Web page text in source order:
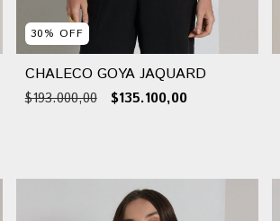
30% OFF
CHALECO GOYA JAQUARD
$193.000,00 $135.100,00